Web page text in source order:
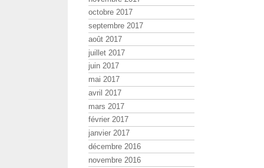
octobre 2017
septembre 2017
août 2017
juillet 2017
juin 2017
mai 2017
avril 2017
mars 2017
février 2017
janvier 2017
décembre 2016
novembre 2016